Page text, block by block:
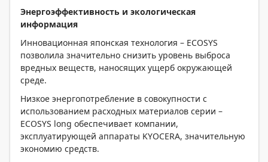
Энергоэффективность и экологическая
информация
Инновационная японская технология – ECOSYS
позволила значительно снизить уровень выброса
вредных веществ, наносящих ущерб окружающей
среде.
Низкое энергопотребление в совокупности с
использованием расходных материалов серии –
ECOSYS long обеспечивает компании,
эксплуатирующей аппараты KYOCERA, значительную
экономию средств.